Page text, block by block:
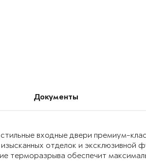
Документы
входные двери премиум-
отделок и эксклюзивной
терморазрыва обеспечит